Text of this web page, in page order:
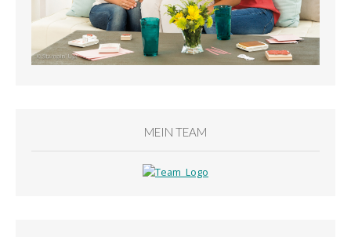
MEIN TEAM